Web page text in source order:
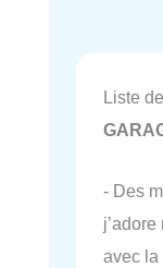
Liste
- Des
avec la